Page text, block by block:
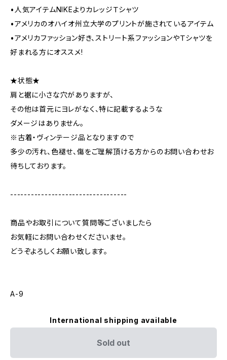
•人気アイテムNIKEよりカレッジＴシャツ
•アメリカのオハイオ州立大学のプリントが施されているアイテム
•アメリカファッション好き、ストリート系ファッションやＴシャツを
好まれる方にオススメ!
★状態★
肩と裾に小さな穴がありますが、
その他は首元にヨレがなく、特に記載するような
ダメージはありません。
※古着・ヴィンテージ品となりますので
多少の汚れ、色褪せ、傷をご理解頂ける方からのお問い合わせお
待ちしております。
----------------------------------
商品やお取引について質問等ございましたら
お気軽にお問い合わせくださいませ。
どうぞよろしくお願い致します。
A-9
International shipping available
Sold out